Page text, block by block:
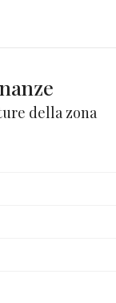
della zona